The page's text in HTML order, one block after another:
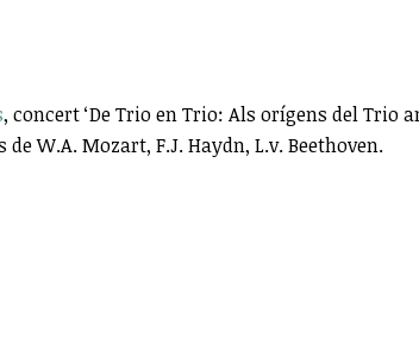
, concert ‘De Trio en Trio: Als orígens del Trio
W.A. Mozart, F.J. Haydn, L.v. Beethoven.